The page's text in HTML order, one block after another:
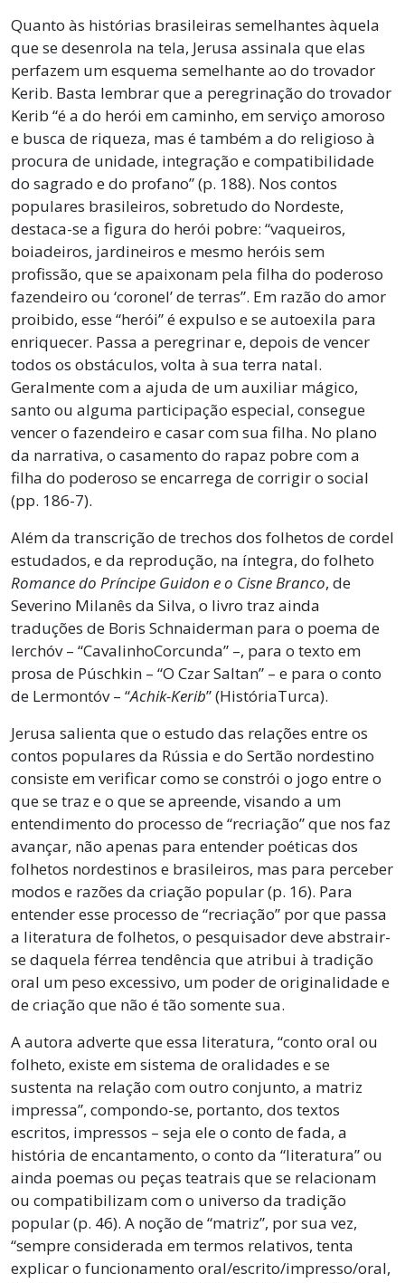
Quanto às histórias brasileiras semelhantes àquela
que se desenrola na tela, Jerusa assinala que elas
perfazem um esquema semelhante ao do trovador
Kerib. Basta lembrar que a peregrinação do trovador
Kerib “é a do herói em caminho, em serviço amoroso
e busca de riqueza, mas é também a do religioso à
procura de unidade, integração e compatibilidade
do sagrado e do profano” (p. 188). Nos contos
populares brasileiros, sobretudo do Nordeste,
destaca-se a figura do herói pobre: “vaqueiros,
boiadeiros, jardineiros e mesmo heróis sem
profissão, que se apaixonam pela filha do poderoso
fazendeiro ou ‘coronel’ de terras”. Em razão do amor
proibido, esse “herói” é expulso e se autoexila para
enriquecer. Passa a peregrinar e, depois de vencer
todos os obstáculos, volta à sua terra natal.
Geralmente com a ajuda de um auxiliar mágico,
santo ou alguma participação especial, consegue
vencer o fazendeiro e casar com sua filha. No plano
da narrativa, o casamento do rapaz pobre com a
filha do poderoso se encarrega de corrigir o social
(pp. 186-7).
Além da transcrição de trechos dos folhetos de cordel
estudados, e da reprodução, na íntegra, do folheto
Romance do Príncipe Guidon e o Cisne Branco, de
Severino Milanês da Silva, o livro traz ainda
traduções de Boris Schnaiderman para o poema de
Ierchóv – “CavalinhoCorcunda” –, para o texto em
prosa de Púschkin – “O Czar Saltan” – e para o conto
de Lermontóv – “Achik-Kerib” (HistóriaTurca).
Jerusa salienta que o estudo das relações entre os
contos populares da Rússia e do Sertão nordestino
consiste em verificar como se constrói o jogo entre o
que se traz e o que se apreende, visando a um
entendimento do processo de “recriação” que nos faz
avançar, não apenas para entender poéticas dos
folhetos nordestinos e brasileiros, mas para perceber
modos e razões da criação popular (p. 16). Para
entender esse processo de “recriação” por que passa
a literatura de folhetos, o pesquisador deve abstrair-
se daquela férrea tendência que atribui à tradição
oral um peso excessivo, um poder de originalidade e
de criação que não é tão somente sua.
A autora adverte que essa literatura, “conto oral ou
folheto, existe em sistema de oralidades e se
sustenta na relação com outro conjunto, a matriz
impressa”, compondo-se, portanto, dos textos
escritos, impressos – seja ele o conto de fada, a
história de encantamento, o conto da “literatura” ou
ainda poemas ou peças teatrais que se relacionam
ou compatibilizam com o universo da tradição
popular (p. 46). A noção de “matriz”, por sua vez,
“sempre considerada em termos relativos, tenta
explicar o funcionamento oral/escrito/impresso/oral,